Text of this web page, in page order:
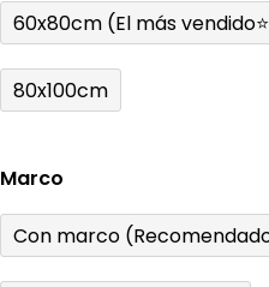
60x80cm (El más
80x100cm
Marco
Con marco